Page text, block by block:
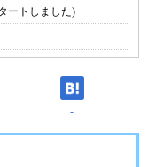
ートしました)
-